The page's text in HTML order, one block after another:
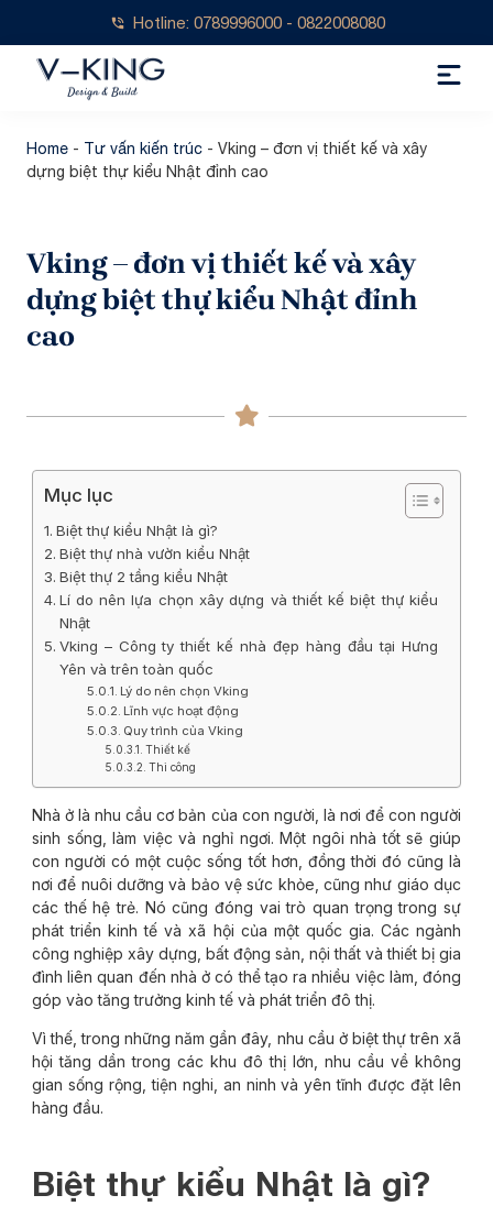
Hotline: 0789996000 - 0822008080
Home - Tư vấn kiến trúc - Vking – đơn vị thiết kế và xây
dựng biệt thự kiểu Nhật đỉnh cao
Vking – đơn vị thiết kế và xây
dựng biệt thự kiểu Nhật đỉnh
cao
Mục lục
Biệt thự kiểu Nhật là gì?
Biệt thự nhà vườn kiểu Nhật
Biệt thự 2 tầng kiểu Nhật
Lí do nên lựa chọn xây dựng và thiết kế biệt thự kiểu
Nhật
Vking – Công ty thiết kế nhà đẹp hàng đầu tại Hưng
Yên và trên toàn quốc
Lý do nên chọn Vking
Lĩnh vực hoạt động
Quy trình của Vking
Thiết kế
Thi công
Nhà ở là nhu cầu cơ bản của con người, là nơi để con người
sinh sống, làm việc và nghỉ ngơi. Một ngôi nhà tốt sẽ giúp
con người có một cuộc sống tốt hơn, đồng thời đó cũng là
nơi để nuôi dưỡng và bảo vệ sức khỏe, cũng như giáo dục
các thế hệ trẻ. Nó cũng đóng vai trò quan trọng trong sự
phát triển kinh tế và xã hội của một quốc gia. Các ngành
công nghiệp xây dựng, bất động sản, nội thất và thiết bị gia
đình liên quan đến nhà ở có thể tạo ra nhiều việc làm, đóng
góp vào tăng trưởng kinh tế và phát triển đô thị.
Vì thế, trong những năm gần đây, nhu cầu ở biệt thự trên xã
hội tăng dần trong các khu đô thị lớn, nhu cầu về không
gian sống rộng, tiện nghi, an ninh và yên tĩnh được đặt lên
hàng đầu.
Biệt thự kiểu Nhật là gì?